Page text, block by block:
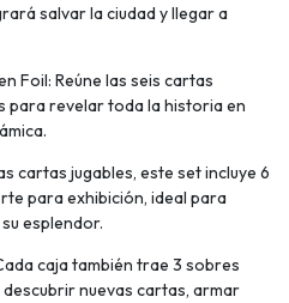
salvar la ciudad y llegar a
Foil: Reúne las seis cartas
para revelar toda la historia en
cartas jugables, este set incluye 6
para exhibición, ideal para
esplendor.
caja también trae 3 sobres
nuevas cartas, armar